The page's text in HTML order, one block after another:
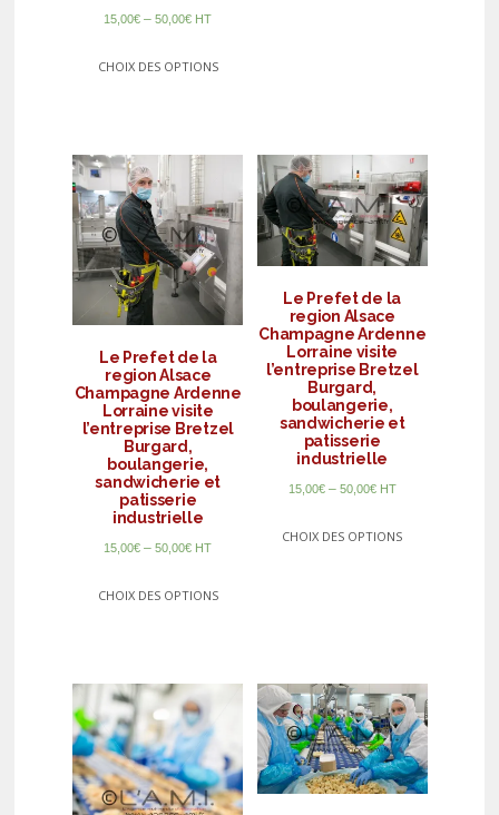
15,00€ –50,00€ HT
CHOIX DES OPTIONS
Le Prefet de la
region Alsace
Champagne Ardenne
Lorraine visite
l’entreprise Bretzel
Burgard,
boulangerie,
sandwicherie et
patisserie
industrielle
15,00€ –50,00€ HT
CHOIX DES OPTIONS
Le Prefet de la
region Alsace
Champagne Ardenne
Lorraine visite
l’entreprise Bretzel
Burgard,
boulangerie,
sandwicherie et
patisserie
industrielle
15,00€– 50,00€ HT
CHOIX DES OPTIONS